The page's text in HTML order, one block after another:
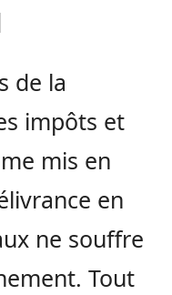
de la
impôts et
mis en
en
ne souffre
Tout